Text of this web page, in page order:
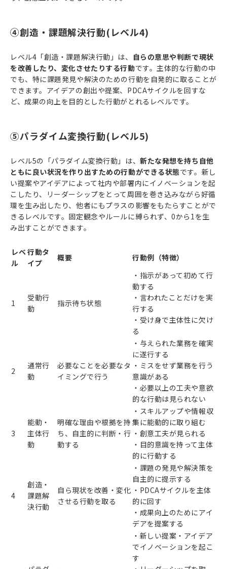
④創造・課題解決行動(レベル4)
レベル4「創造・課題解決行動」は、 自らの意思や判断で現状
を改善したり、変化させたりする行動です。主体的な行動の中
でも、特に課題発見や解決のための行動を自発的に取ることが
できます。アイデアの創出や提案、PDCAサイクルを回すな
ど、成果の向上を目的とした行動がとれるレベルです。
⑤パラダイム変換行動(レベル5)
レベル5の「パラダイム変換行動」は、新たな発想を持ち自他
ともに良い状況を作り出すための行動ができる状態です。新し
い提案やアイデアによって社内や部署内にイノベーションを起
こしたり、リーダーシップをとって周囲を巻き込みながら好循
環を生み出したり、他者にもプラスの影響をもたらすことがで
きるレベルです。固定観念やルールに縛られず、0から1を生
み出すことができます。
レベ
ル
行動タ
イプ
概要 行動例（特徴）
1
受動行
動
指示待ち状態
・指示があって初めて行
動する
・言われたことだけを実
行する
・受け身で主体性に欠け
る
2
通常行
動
必要なことを必要なタ
イミングで行う
・与えられた業務を確実
に遂行する
・ミスをせず業務を行う
意識がある
・必要以上の工夫や意欲
的な行動は見られない
3
能動・
主体行
動
明確な理由や根拠を持
ち、自主的に判断・行
動する
・スキルアップや情報収
集に能動的に取り組む
・創意工夫が見られる
・目的意識を持って主体
的に行動する
4
創造・
課題解
決行動
自ら現状を改善・変化
させる行動を取る
・課題の発見や解決策を
自主的に提示する
・PDCAサイクルを主体
的に回す
・成果向上のためにアイ
デアを提案する
・新しい提案・アイデア
でイノベーションを起こ
す